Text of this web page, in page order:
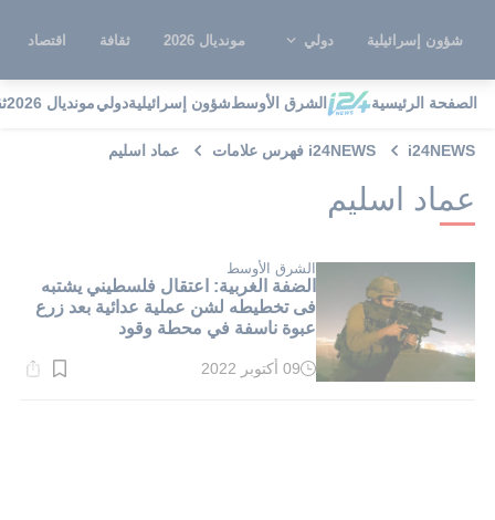
شؤون إسرائيلية دولي مونديال 2026 ثقافة اقتصاد
الصفحة الرئيسية الشرق الأوسطشؤون إسرائيليةدوليمونديال 2026
i24NEWS i24NEWS فهرس علامات عماد اسليم
عماد اسليم
الشرق الأوسط
الضفة الغربية: اعتقال فلسطيني يشتبه
فى تخطيطه لشن عملية عدائية بعد زرع
عبوة ناسفة في محطة وقود
وقت
09 أكتوبر 2022